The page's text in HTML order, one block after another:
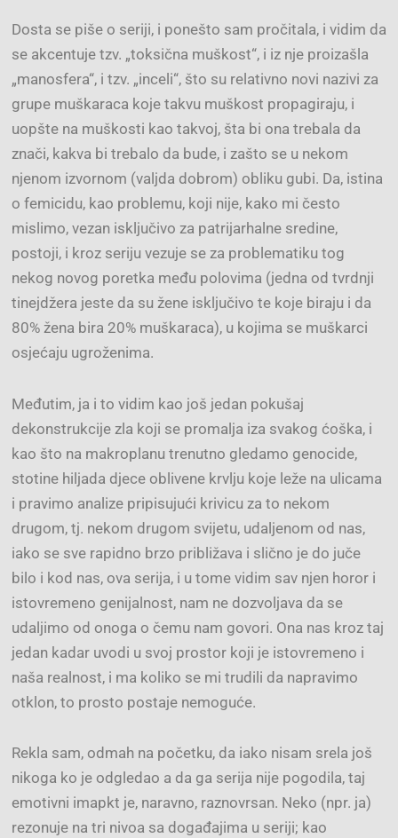
Dosta se piše o seriji, i ponešto sam pročitala, i vidim da
se akcentuje tzv. „toksična muškost“, i iz nje proizašla
„manosfera“, i tzv. „inceli“, što su relativno novi nazivi za
grupe muškaraca koje takvu muškost propagiraju, i
uopšte na muškosti kao takvoj, šta bi ona trebala da
znači, kakva bi trebalo da bude, i zašto se u nekom
njenom izvornom (valjda dobrom) obliku gubi. Da, istina
o femicidu, kao problemu, koji nije, kako mi često
mislimo, vezan isključivo za patrijarhalne sredine,
postoji, i kroz seriju vezuje se za problematiku tog
nekog novog poretka među polovima (jedna od tvrdnji
tinejdžera jeste da su žene isključivo te koje biraju i da
80% žena bira 20% muškaraca), u kojima se muškarci
osjećaju ugroženima.
Međutim, ja i to vidim kao još jedan pokušaj
dekonstrukcije zla koji se promalja iza svakog ćoška, i
kao što na makroplanu trenutno gledamo genocide,
stotine hiljada djece oblivene krvlju koje leže na ulicama
i pravimo analize pripisujući krivicu za to nekom
drugom, tj. nekom drugom svijetu, udaljenom od nas,
iako se sve rapidno brzo približava i slično je do juče
bilo i kod nas, ova serija, i u tome vidim sav njen horor i
istovremeno genijalnost, nam ne dozvoljava da se
udaljimo od onoga o čemu nam govori. Ona nas kroz taj
jedan kadar uvodi u svoj prostor koji je istovremeno i
naša realnost, i ma koliko se mi trudili da napravimo
otklon, to prosto postaje nemoguće.
Rekla sam, odmah na početku, da iako nisam srela još
nikoga ko je odgledao a da ga serija nije pogodila, taj
emotivni imapkt je, naravno, raznovrsan. Neko (npr. ja)
rezonuje na tri nivoa sa događajima u seriji; kao